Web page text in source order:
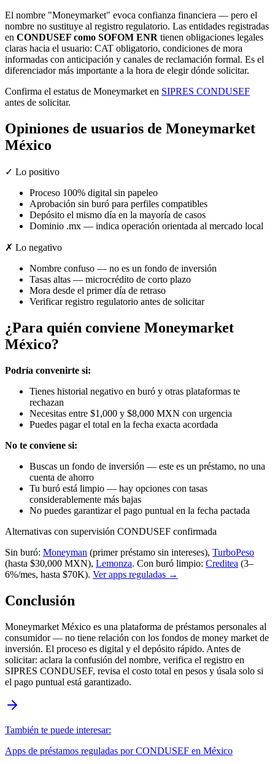
El nombre "Moneymarket" evoca confianza financiera — pero el
nombre no sustituye al registro regulatorio. Las entidades registradas
en CONDUSEF como SOFOM ENR tienen obligaciones legales
claras hacia el usuario: CAT obligatorio, condiciones de mora
informadas con anticipación y canales de reclamación formal. Es el
diferenciador más importante a la hora de elegir dónde solicitar.
Confirma el estatus de Moneymarket en SIPRES CONDUSEF
antes de solicitar.
Opiniones de usuarios de Moneymarket
México
✓ Lo positivo
Proceso 100% digital sin papeleo
Aprobación sin buró para perfiles compatibles
Depósito el mismo día en la mayoría de casos
Dominio .mx — indica operación orientada al mercado local
✗ Lo negativo
Nombre confuso — no es un fondo de inversión
Tasas altas — microcrédito de corto plazo
Mora desde el primer día de retraso
Verificar registro regulatorio antes de solicitar
¿Para quién conviene Moneymarket
México?
Podría convenirte si:
Tienes historial negativo en buró y otras plataformas te
rechazan
Necesitas entre $1,000 y $8,000 MXN con urgencia
Puedes pagar el total en la fecha exacta acordada
No te conviene si:
Buscas un fondo de inversión — este es un préstamo, no una
cuenta de ahorro
Tu buró está limpio — hay opciones con tasas
considerablemente más bajas
No puedes garantizar el pago puntual en la fecha pactada
Alternativas con supervisión CONDUSEF confirmada
Sin buró: Moneyman (primer préstamo sin intereses), TurboPeso
(hasta $30,000 MXN), Lemonza. Con buró limpio: Creditea (3–
6%/mes, hasta $70K). Ver apps reguladas →
Conclusión
Moneymarket México es una plataforma de préstamos personales al
consumidor — no tiene relación con los fondos de money market de
inversión. El proceso es digital y el depósito rápido. Antes de
solicitar: aclara la confusión del nombre, verifica el registro en
SIPRES CONDUSEF, revisa el costo total en pesos y úsala solo si
el pago puntual está garantizado.
También te puede interesar:
Apps de préstamos reguladas por CONDUSEF en México